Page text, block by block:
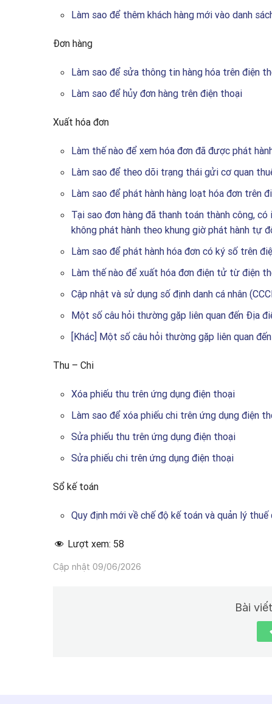
Làm sao để thêm khách hàng mới vào danh
Đơn hàng
Làm sao để sửa thông tin hàng hóa trên điện
Làm sao để hủy đơn hàng trên điện thoại
Xuất hóa đơn
Làm thế nào để xem hóa đơn đã được phát
Làm sao để theo dõi trạng thái gửi cơ quan
Làm sao để phát hành hàng loạt hóa đơn trên
Tại sao đơn hàng đã thanh toán thành công,
không phát hành theo khung giờ phát hành tự
Làm sao để phát hành hóa đơn có ký số trên
Làm thế nào để xuất hóa đơn điện tử từ điện
Cập nhật và sử dụng số định danh cá nhân
Một số câu hỏi thường gặp liên quan đến Địa
[Khác] Một số câu hỏi thường gặp liên quan
Thu – Chi
Xóa phiếu thu trên ứng dụng điện thoại
Làm sao để xóa phiếu chi trên ứng dụng điện
Sửa phiếu thu trên ứng dụng điện thoại
Sửa phiếu chi trên ứng dụng điện thoại
Sổ kế toán
Quy định mới về chế độ kế toán và quản lý
Lượt xem: 58
Cập nhật 09/06/2026
Bài